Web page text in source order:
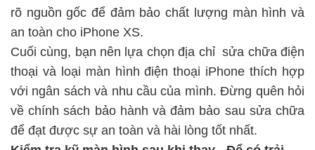
rõ nguồn gốc để đảm bảo chất lượng màn hình và
an toàn cho iPhone XS.
Cuối cùng, bạn nên lựa chọn địa chỉ sửa chữa điện
thoại và loại màn hình điện thoại iPhone thích hợp
với ngân sách và nhu cầu của mình. Đừng quên hỏi
về chính sách bảo hành và đảm bảo sau sửa chữa
để đạt được sự an toàn và hài lòng tốt nhất.